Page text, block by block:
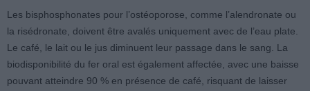
Les bisphosphonates pour l’ostéoporose, comme l’alendronate ou
la risédronate, doivent être avalés uniquement avec de l’eau plate.
Le café, le lait ou le jus diminuent leur passage dans le sang. La
biodisponibilité du fer oral est également affectée, avec une baisse
pouvant atteindre 90 % en présence de café, risquant de laisser